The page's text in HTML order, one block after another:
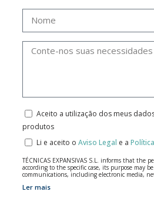
Aceito a utilização dos meus
produtos
Li e aceito o Aviso Legal e a
TÉCNICAS EXPANSIVAS S.L. informs that the
according to the specific case, its purpose
communications, including electronic media,
The data in our files are strictly confidential
Ler mais